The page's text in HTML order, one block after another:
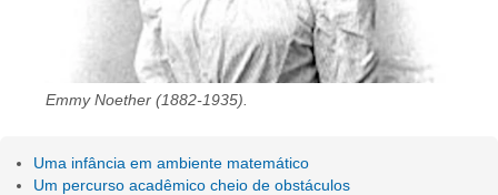
Emmy Noether (1882-1935).
Uma infância em ambiente matemático
Um percurso acadêmico cheio de obstáculos